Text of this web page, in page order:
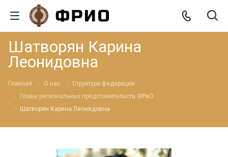
Шатворян Карина
Леонидовна
Главная О нас
Структура федерации
Главы региональных представительств ФРиО
Шатворян Карина Леонидовна